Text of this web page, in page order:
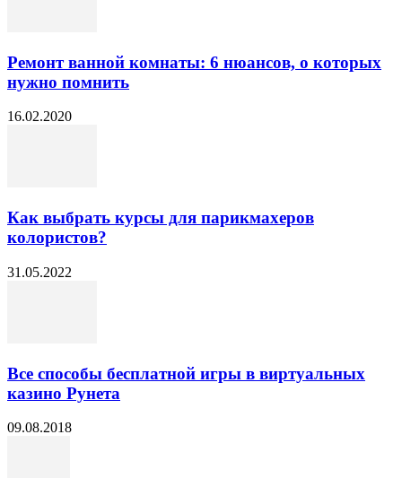
Ремонт ванной комнаты: 6 нюансов, о которых
нужно помнить
16.02.2020
Как выбрать курсы для парикмахеров
колористов?
31.05.2022
Все способы бесплатной игры в виртуальных
казино Рунета
09.08.2018